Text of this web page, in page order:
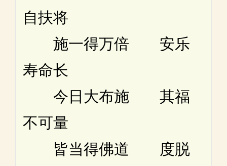
自扶将
施一得万倍 安乐
寿命长
今日大布施 其福
不可量
皆当得佛道 度脱